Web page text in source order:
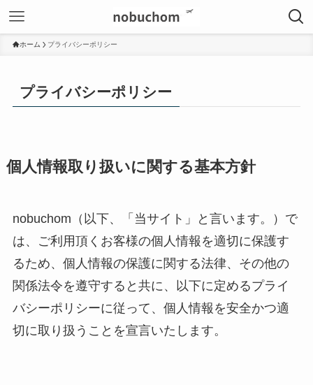
ホーム プライバシーポリシー
プライバシーポリシー
個人情報取り扱いに関する基本方針
nobuchom（以下、「当サイト」と言います。）で
は、ご利用頂くお客様の個人情報を適切に保護す
るため、個人情報の保護に関する法律、その他の
関係法令を遵守すると共に、以下に定めるプライ
バシーポリシーに従って、個人情報を安全かつ適
切に取り扱うことを宣言いたします。